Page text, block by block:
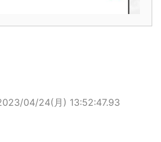
04/24(月) 13:52:47.93